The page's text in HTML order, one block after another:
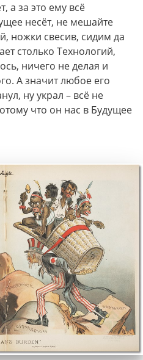
а за это ему всё
несёт, не мешайте
ножки свесив, сидим да
столько Технологий,
ничего не делая и
А значит любое его
ну украл – всё не
что он нас в Будущее